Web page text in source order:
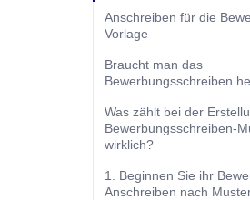
Anschreiben für die
Vorlage
Braucht man das
Bewerbungsschreiben
Was zählt bei der
Bewerbungsschreiben-
wirklich?
1. Beginnen Sie ihr
Anschreiben nach